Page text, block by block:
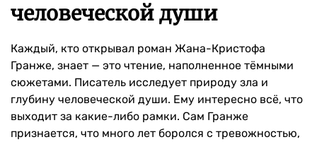
человеческой души
Каждый, кто открывал роман Жана-Кристофа
Гранже, знает — это чтение, наполненное тёмными
сюжетами. Писатель исследует природу зла и
глубину человеческой души. Ему интересно всё, что
выходит за какие-либо рамки. Сам Гранже
признается, что много лет боролся с тревожностью,